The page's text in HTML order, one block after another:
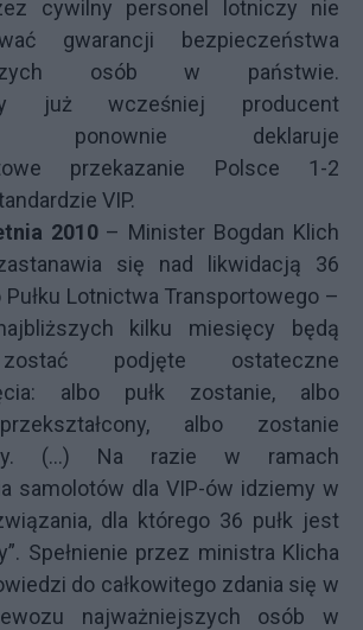
cywilny personel lotniczy nie
gwarancji bezpieczeństwa
osób w państwie.
już wcześniej producent
ponownie deklaruje
przekazanie Polsce 1-2
VIP.
2010 – Minister Bogdan Klich
się nad likwidacją 36
Lotnictwa Transportowego –
kilku miesięcy będą
podjęte ostateczne
albo pułk zostanie, albo
albo zostanie
(…) Na razie w ramach
samolotów dla VIP-ów idziemy w
dla którego 36 pułk jest
. Spełnienie przez ministra Klicha
do całkowitego zdania się w
najważniejszych osób w